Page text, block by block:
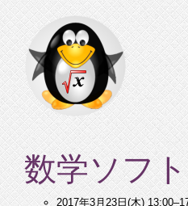
数学ソフ
2017年3月23日(木)